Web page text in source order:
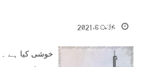
جولائ 6, 2021
خوشی کیا ہے